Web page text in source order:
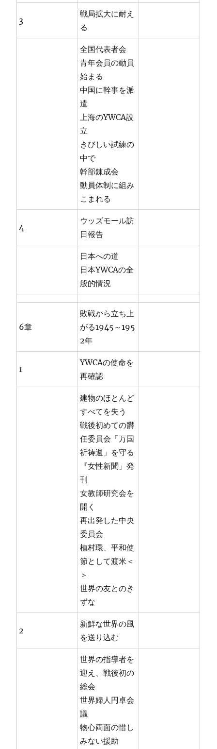
3
戦局拡大に耐え
る
全国代表者会
青年会員の動員
始まる
中国に幹事を派
遣
上海のYWCA設
立
きびしい試練の
中で
幹部錬成会
動員体制に組み
こまれる
4
ウッズモール訪
日報告
日本への道
日本YWCAの全
般的情況
6章
敗戦から立ち上
がる1945～195
2年
1
YWCAの使命を
再確認
建物のほとんど
すべてを失う
戦後初めての欝
任委員会「万国
祈祷週」を守る
『女性新聞」発
刊
女教師研究会を
開く
再出発した中央
委員会
植村環、平和使
節として渡米＜
＞
世界の友とのき
ずな
2
新鮮な世界の風
を送り込む
世界の指導者を
迎え、戦後初の
総会
世界婦人円卓会
議
物心両面の惜し
みない援助